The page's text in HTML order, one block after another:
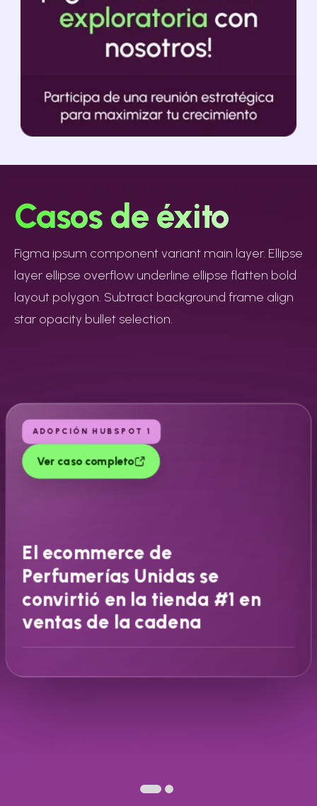
Casos de éxito
Figma ipsum component variant main layer. Ellipse
layer ellipse overflow underline ellipse flatten bold
layout polygon. Subtract background frame align
star opacity bullet selection.
ADOPCIÓN HUBSPOT 1
Ver caso completo
El ecommerce de
Perfumerías Unidas se
convirtió en la tienda #1 en
ventas de la cadena